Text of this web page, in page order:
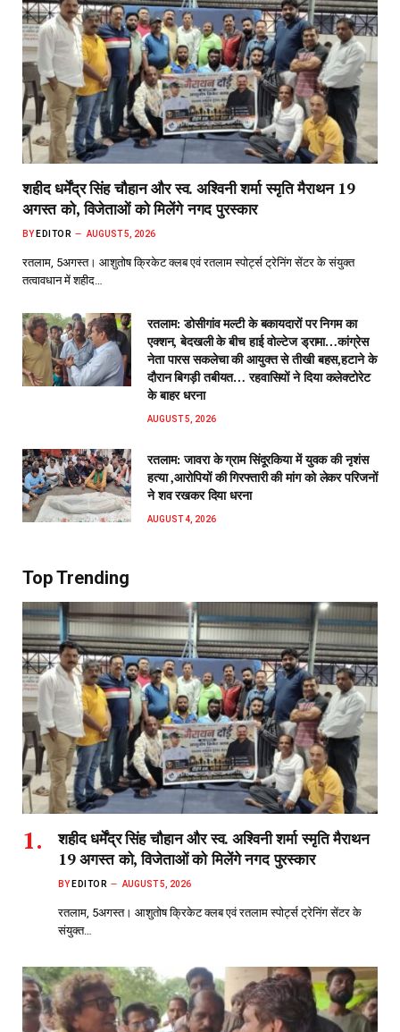
शहीद धर्मेंद्र सिंह चौहान और स्व. अश्विनी शर्मा स्मृति मैराथन 19
अगस्त को, विजेताओं को मिलेंगे नगद पुरस्कार
BY EDITOR AUGUST 5, 2026
रतलाम, 5अगस्त। आशुतोष क्रिकेट क्लब एवं रतलाम स्पोर्ट्स ट्रेनिंग सेंटर के संयुक्त
तत्वावधान में शहीद…
रतलाम: डोसीगांव मल्टी के बकायदारों पर निगम का
एक्शन, बेदखली के बीच हाई वोल्टेज ड्रामा…कांग्रेस
नेता पारस सकलेचा की आयुक्त से तीखी बहस,हटाने के
दौरान बिगड़ी तबीयत… रहवासियों ने दिया कलेक्टोरेट
के बाहर धरना
AUGUST 5, 2026
रतलाम: जावरा के ग्राम सिंदूरकिया में युवक की नृशंस
हत्या ,आरोपियों की गिरफ्तारी की मांग को लेकर परिजनों
ने शव रखकर दिया धरना
AUGUST 4, 2026
Top Trending
शहीद धर्मेंद्र सिंह चौहान और स्व. अश्विनी शर्मा स्मृति मैराथन
19 अगस्त को, विजेताओं को मिलेंगे नगद पुरस्कार
BY EDITOR AUGUST 5, 2026
रतलाम, 5अगस्त। आशुतोष क्रिकेट क्लब एवं रतलाम स्पोर्ट्स ट्रेनिंग सेंटर के
संयुक्त…